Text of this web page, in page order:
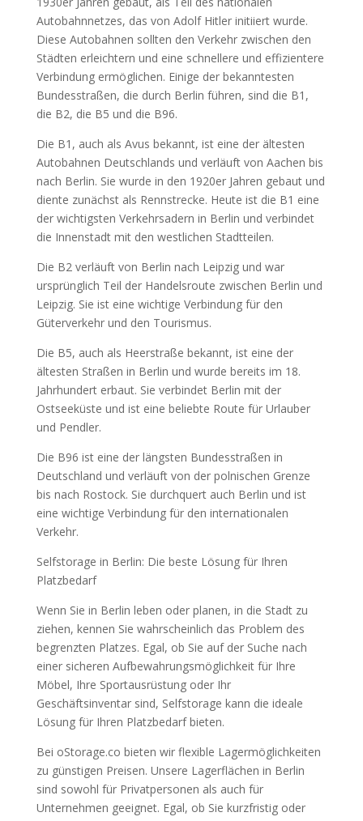
Autobahnnetzes, das von Adolf Hitler initiiert wurde.
Diese Autobahnen sollten den Verkehr zwischen den
Städten erleichtern und eine schnellere und effizientere
Verbindung ermöglichen. Einige der bekanntesten
Bundesstraßen, die durch Berlin führen, sind die B1,
die B2, die B5 und die B96.
Die B1, auch als Avus bekannt, ist eine der ältesten
Autobahnen Deutschlands und verläuft von Aachen bis
nach Berlin. Sie wurde in den 1920er Jahren gebaut und
diente zunächst als Rennstrecke. Heute ist die B1 eine
der wichtigsten Verkehrsadern in Berlin und verbindet
die Innenstadt mit den westlichen Stadtteilen.
Die B2 verläuft von Berlin nach Leipzig und war
ursprünglich Teil der Handelsroute zwischen Berlin und
Leipzig. Sie ist eine wichtige Verbindung für den
Güterverkehr und den Tourismus.
Die B5, auch als Heerstraße bekannt, ist eine der
ältesten Straßen in Berlin und wurde bereits im 18.
Jahrhundert erbaut. Sie verbindet Berlin mit der
Ostseeküste und ist eine beliebte Route für Urlauber
und Pendler.
Die B96 ist eine der längsten Bundesstraßen in
Deutschland und verläuft von der polnischen Grenze
bis nach Rostock. Sie durchquert auch Berlin und ist
eine wichtige Verbindung für den internationalen
Verkehr.
Selfstorage in Berlin: Die beste Lösung für Ihren
Platzbedarf
Wenn Sie in Berlin leben oder planen, in die Stadt zu
ziehen, kennen Sie wahrscheinlich das Problem des
begrenzten Platzes. Egal, ob Sie auf der Suche nach
einer sicheren Aufbewahrungsmöglichkeit für Ihre
Möbel, Ihre Sportausrüstung oder Ihr
Geschäftsinventar sind, Selfstorage kann die ideale
Lösung für Ihren Platzbedarf bieten.
Bei oStorage.co bieten wir flexible Lagermöglichkeiten
zu günstigen Preisen. Unsere Lagerflächen in Berlin
sind sowohl für Privatpersonen als auch für
Unternehmen geeignet. Egal, ob Sie kurzfristig oder